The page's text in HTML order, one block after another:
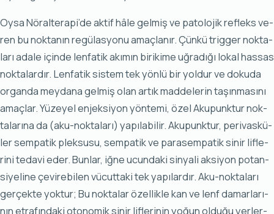
Oy­sa Nö­ral­te­ra­pi’de ak­tif hâ­le gel­miş ve pa­to­lo­jik ref­leks ve­
ren bu nok­ta­nın re­gü­las­yo­nu amaç­la­nır. Çün­kü trig­ger nok­ta­
la­rı ada­le için­de len­fa­tik akı­mın bi­ri­ki­me uğ­ra­dı­ğı lo­kal has­sas
nok­ta­lar­dır. Len­fa­tik sis­tem tek yön­lü bir yol­dur ve do­ku­da
or­gan­da mey­da­na gel­miş olan ar­tık mad­de­le­rin ta­şın­ma­sı­nı
amaç­lar. Yü­ze­yel en­jek­si­yon yön­te­mi, özel Aku­punk­tur nok­
ta­la­rı­na da (aku-nok­ta­la­rı) ya­pı­la­bi­lir. Aku­punk­tur, pe­ri­vas­kü­
ler sem­pa­tik plek­su­su, sem­pa­tik ve pa­ra­sem­pa­tik si­nir lif­le­
ri­ni te­da­vi eder. Bun­lar, iğ­ne ucun­da­ki sin­ya­li ak­si­yon po­tan­
si­ye­li­ne çe­vi­re­bi­len vü­cut­ta­ki tek ya­pı­lar­dır. Aku-nok­ta­la­rı
ger­çek­te yok­tur; Bu nok­ta­lar özel­lik­le kan ve lenf da­mar­la­rı­
nın et­ra­fın­da­ki oto­no­mik si­nir lif­le­ri­nin yo­ğun ol­du­ğu yer­ler­